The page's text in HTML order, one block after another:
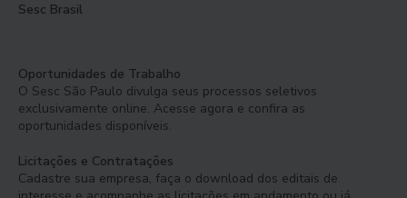
Sesc Brasil
Oportunidades de Trabalho
O Sesc São Paulo divulga seus processos seletivos
exclusivamente online. Acesse agora e confira as
oportunidades disponíveis.
Licitações e Contratações
Cadastre sua empresa, faça o download dos editais de